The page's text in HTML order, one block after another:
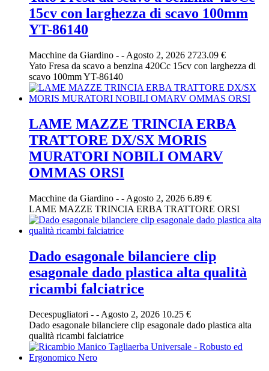
15cv con larghezza di scavo 100mm
YT-86140
Macchine da Giardino - - Agosto 2, 2026 2723.09 €
Yato Fresa da scavo a benzina 420Cc 15cv con larghezza di
scavo 100mm YT-86140
LAME MAZZE TRINCIA ERBA
TRATTORE DX/SX MORIS
MURATORI NOBILI OMARV
OMMAS ORSI
Macchine da Giardino - - Agosto 2, 2026 6.89 €
LAME MAZZE TRINCIA ERBA TRATTORE ORSI
Dado esagonale bilanciere clip
esagonale dado plastica alta qualità
ricambi falciatrice
Decespugliatori - - Agosto 2, 2026 10.25 €
Dado esagonale bilanciere clip esagonale dado plastica alta
qualità ricambi falciatrice